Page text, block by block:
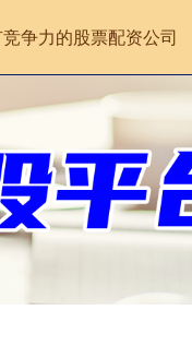
争力的股票配资公司